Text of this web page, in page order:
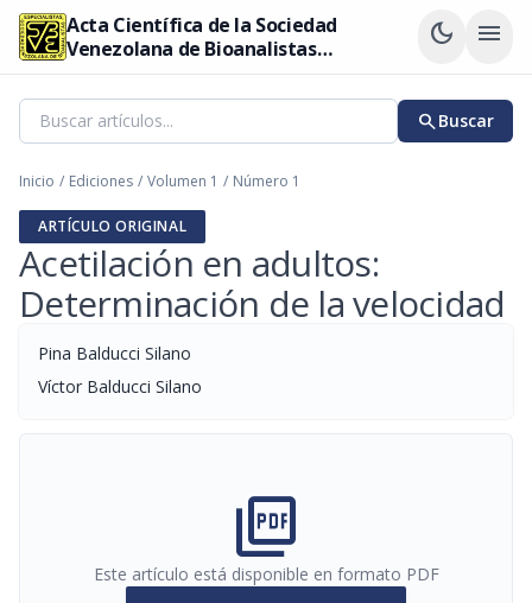
Acta Científica de la Sociedad
Venezolana de Bioanalistas
Especialistas
dark_mode menu
searchBuscar
Inicio / Ediciones / Volumen 1 / Número 1
ARTÍCULO ORIGINAL
Acetilación en adultos:
Determinación de la velocidad
Pina Balducci Silano
Víctor Balducci Silano
picture_as_pdf
Este artículo está disponible en formato PDF